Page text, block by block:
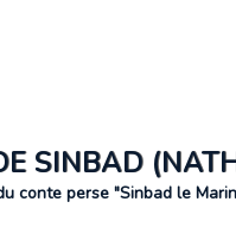
SINBAD
conte perse "Sinbad le